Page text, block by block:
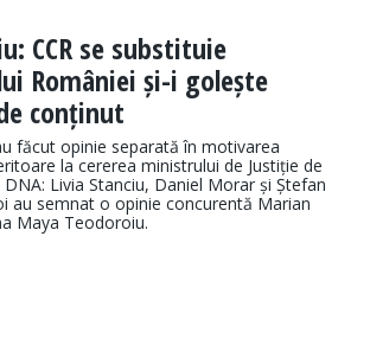
CCR se substituie
României și-i golește
conținut
făcut opinie separată în motivarea
la cererea ministrului de Justiție de
Livia Stanciu, Daniel Morar și Ștefan
au semnat o opinie concurentă Marian
Maya Teodoroiu.